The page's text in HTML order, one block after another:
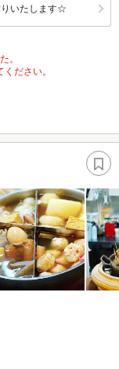
いたします☆
。
ださい。